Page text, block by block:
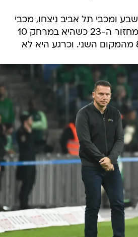
ומכבי תל אביב ניצחו, מכבי
חיפה מסיימת את המחזור ה-23 כשהיא במרחק 10
נקודות מהפסגה ו-8 מהמקום השני. וכרגע היא לא